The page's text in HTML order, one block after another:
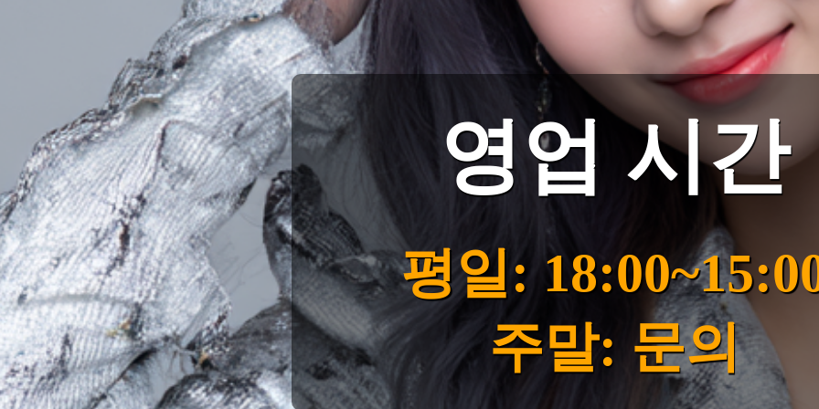
영업 시간
평일:
주말: 문의